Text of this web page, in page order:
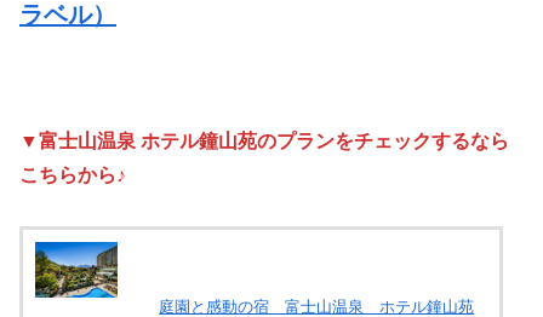
ラベル）
▼富士山温泉 ホテル鐘山苑のプランをチェックするなら
こちらから♪
庭園と感動の宿 富士山温泉 ホテル鐘山苑